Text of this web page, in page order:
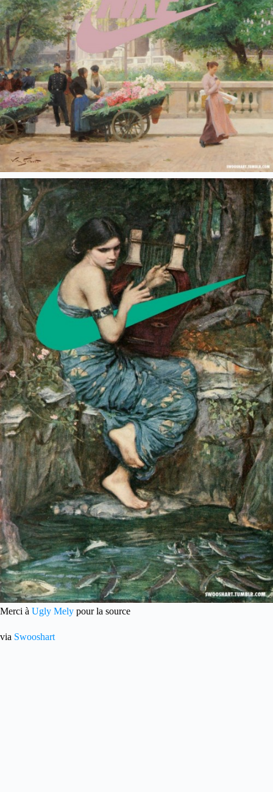
Merci à Ugly Mely pour la source
via Swooshart